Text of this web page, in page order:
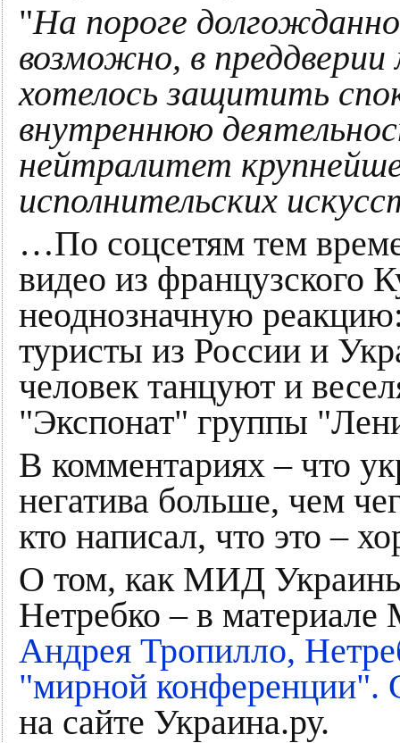
"На пороге
возможно, в
хотелось защитить
внутреннюю
нейтралитет
исполнительских
…По соцсетям тем
видео из французского
неоднозначную
туристы из России и
человек танцуют и
"Экспонат" группы
В комментариях – что
негатива больше, чем
кто написал, что это –
О том, как МИД
Нетребко – в
Андрея Тропилло,
"мирной конференции".
на сайте Украина.ру.